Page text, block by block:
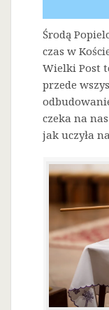
Środą
czas w
Wielki Post
przede
czeka na
jak uczyła